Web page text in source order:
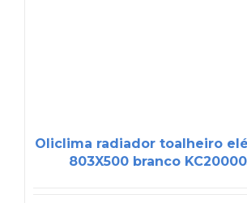
Oliclima radiador toalheiro
803X500 branco